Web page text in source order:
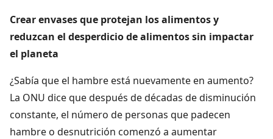
Crear envases que protejan los alimentos y
reduzcan el desperdicio de alimentos sin impactar
el planeta
¿Sabía que el hambre está nuevamente en aumento?
La ONU dice que después de décadas de disminución
constante, el número de personas que padecen
hambre o desnutrición comenzó a aumentar